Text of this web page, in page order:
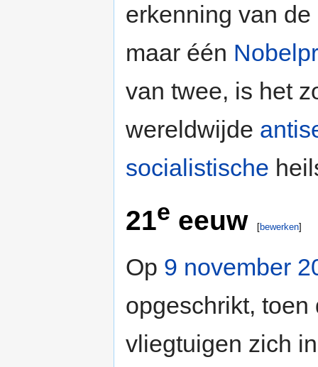
erkenning van
maar één
van twee, is het
wereldwijde
socialistische
21e eeuw [bewerken]
Op 9 november
opgeschrikt,
vliegtuigen zich